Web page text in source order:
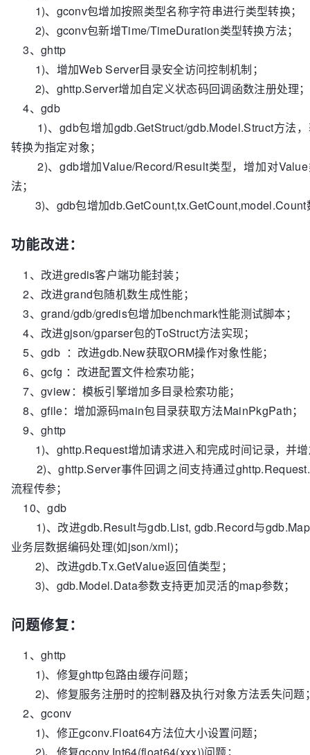
1)、gconv包增加按照类型名称字符串进行类型转换；
2)、gconv包新增Time/TimeDuration类型转换方法；
3、ghttp
1)、增加Web Server目录安全访问控制机制；
2)、ghttp.Server增加自定义状态码回调函数注册处理；
4、gdb
1)、gdb包增加gdb.GetStruct/gdb.Model.Struct方法，
转换为指定对象；
2)、gdb增加Value/Record/Result类型，增加对Value
法；
3)、gdb包增加db.GetCount,tx.GetCount,model.Count
功能改进：
1、改进gredis客户端功能封装；
2、改进grand包随机数生成性能；
3、grand/gdb/gredis包增加benchmark性能测试脚本；
4、改进gjson/gparser包的ToStruct方法实现；
5、gdb ：改进gdb.New获取ORM操作对象性能；
6、gcfg ：改进配置文件检索功能；
7、gview：模板引擎增加多目录检索功能；
8、gfile：增加源码main包目录获取方法MainPkgPath；
9、ghttp
1)、ghttp.Request增加请求进入和完成时间记录，并增
2)、ghttp.Server事件回调之间支持通过
流程传参；
10、gdb
1)、改进gdb.Result与gdb.List, gdb.Record与gdb.Map
业务层数据编码处理(如json/xml)；
2)、改进gdb.Tx.GetValue返回值类型；
3)、gdb.Model.Data参数支持更加灵活的map参数；
问题修复：
1、ghttp
1)、修复ghttp包路由缓存问题；
2)、修复服务注册时的控制器及执行对象方法丢失问题
2、gconv
1)、修正gconv.Float64方法位大小设置问题；